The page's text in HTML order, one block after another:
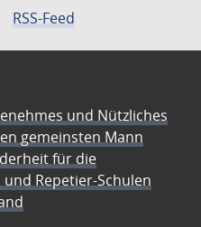
RSS-Feed
und Nützliches
gemeinsten Mann
für die
und Repetier-Schulen